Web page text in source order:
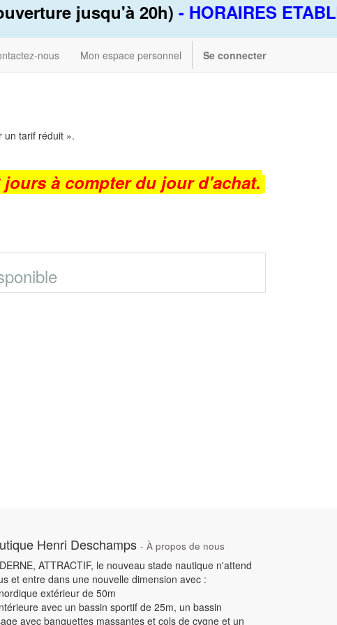
jusqu'à 20h)- HORAIRES
nous Mon espace personnel Se connecter
un tarif réduit ».
à compter du jour d'achat.
Henri Deschamps - À propos de nous
ATTRACTIF, le nouveau stade nautique n'attend
et entre dans une nouvelle dimension avec :
extérieur de 50m
avec un bassin sportif de 25m, un bassin
avec banquettes massantes et cols de cygne et un